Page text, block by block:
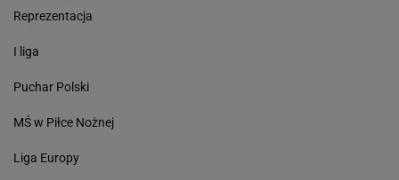
Reprezentacja
I liga
Puchar Polski
MŚ w Piłce Nożnej
Liga Europy